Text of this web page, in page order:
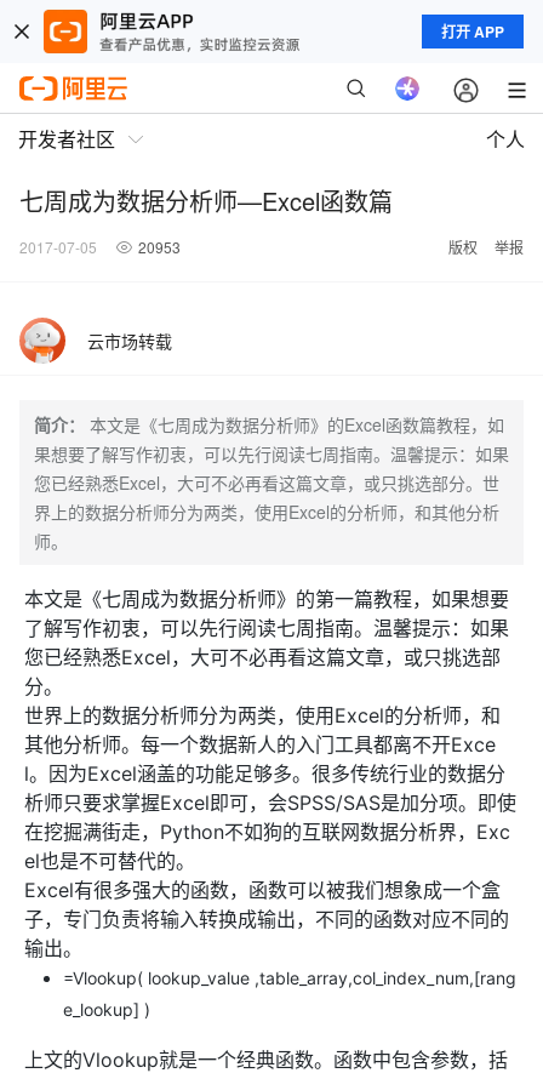
打开 APP
开发者社区 个人
七周成为数据分析师—Excel函数篇
2017-07-05 20953 版权 举报
云市场转载
简介：
本文是《七周成为数据分析师》的Excel函数篇教程，如
果想要了解写作初衷，可以先行阅读七周指南。温馨提示：如果
您已经熟悉Excel，大可不必再看这篇文章，或只挑选部分。世
界上的数据分析师分为两类，使用Excel的分析师，和其他分析
师。
本文是《七周成为数据分析师》的第一篇教程，如果想要
了解写作初衷，可以先行阅读七周指南。温馨提示：如果
您已经熟悉Excel，大可不必再看这篇文章，或只挑选部
分。
世界上的数据分析师分为两类，使用Excel的分析师，和
其他分析师。每一个数据新人的入门工具都离不开Exce
l。因为Excel涵盖的功能足够多。很多传统行业的数据分
析师只要求掌握Excel即可，会SPSS/SAS是加分项。即使
在挖掘满街走，Python不如狗的互联网数据分析界，Exc
el也是不可替代的。
Excel有很多强大的函数，函数可以被我们想象成一个盒
子，专门负责将输入转换成输出，不同的函数对应不同的
输出。
=Vlookup( lookup_value ,table_array,col_index_num,[rang
e_lookup] )
上文的Vlookup就是一个经典函数。函数中包含参数，括